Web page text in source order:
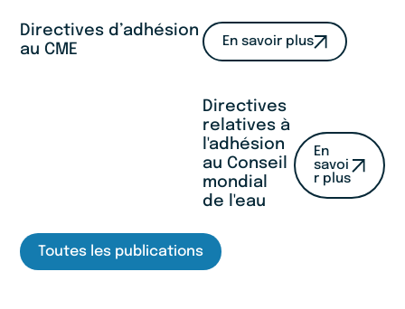
Directives d’adhésion
au CME
En savoir plus
Directives
relatives à
l'adhésion
au Conseil
mondial
de l'eau
En
savoi
r plus
Toutes les publications